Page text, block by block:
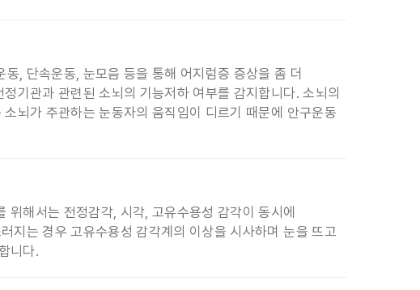
, 단속운동, 눈모음 등을 통해 어지럼증 증상을 좀 더
기관과 관련된 소뇌의 기능저하 여부를 감지합니다. 소뇌의
뇌가 주관하는 눈동자의 움직임이 디르기 때문에 안구운동
해서는 전정감각, 시각, 고유수용성 감각이 동시에
지는 경우 고유수용성 감각계의 이상을 시사하며 눈을 뜨고
니다.